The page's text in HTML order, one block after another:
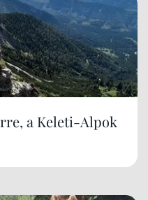
a Keleti-Alpok